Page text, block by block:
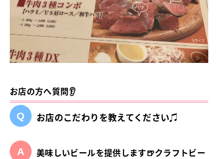
お店の方へ質問👂
お店のこだわりを教えてください♫
美味しいビールを提供します🍺クラフトビー